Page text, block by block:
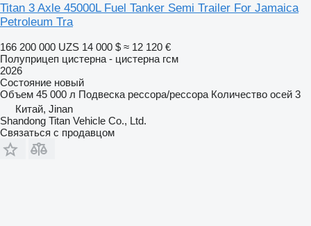
Titan 3 Axle 45000L Fuel Tanker Semi Trailer For Jamaica
Petroleum Tra
166 200 000 UZS 14 000 $ ≈ 12 120 €
Полуприцеп цистерна - цистерна гсм
2026
Состояние новый
Объем 45 000 л Подвеска рессора/рессора Количество осей 3
Китай, Jinan
Shandong Titan Vehicle Co., Ltd.
Связаться с продавцом